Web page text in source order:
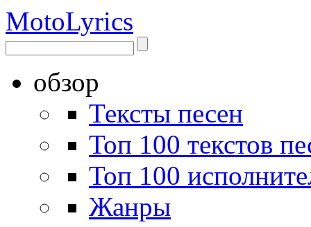
MotoLyrics
обзор
Тексты песен
Топ 100 текстов
Топ 100
Жанры